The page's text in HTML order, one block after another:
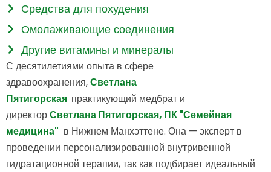
Средства для похудения
Омолаживающие соединения
Другие витамины и минералы
С десятилетиями опыта в сфере
здравоохранения,Светлана
Пятигорская практикующий медбрат и
директорСветлана Пятигорская, ПК "Семейная
медицина" в Нижнем Манхэттене. Она — эксперт в
проведении персонализированной внутривенной
гидратационной терапии, так как подбирает идеальный